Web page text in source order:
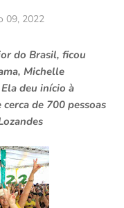
09, 2022
do Brasil, ficou
Michelle
deu início à
de 700 pessoas